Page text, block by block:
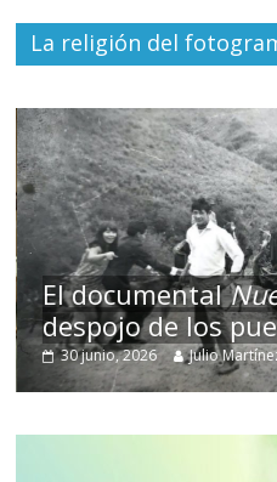
La religión del
El documental
despojo de los
30 junio, 2026 Julio